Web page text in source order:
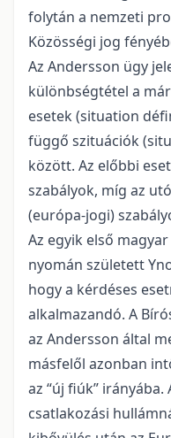
folytán a nemzeti
Közösségi jog
Az Andersson ügy
különbségtétel a
esetek (situation
függő szituációk
között. Az előbbi
szabályok, míg az
(európa-jogi)
Az egyik első
nyomán született
hogy a kérdéses
alkalmazandó. A
az Andersson által
másfelől azonban
az “új fiúk”
csatlakozási